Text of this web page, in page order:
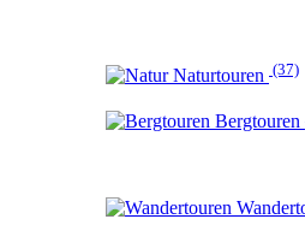
Naturtouren (37)
Bergtouren